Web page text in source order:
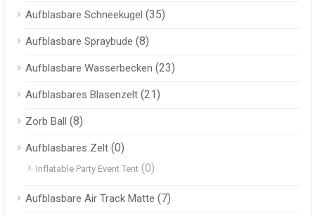
Aufblasbare Schneekugel (35)
Aufblasbare Spraybude (8)
Aufblasbare Wasserbecken (23)
Aufblasbares Blasenzelt (21)
Zorb Ball (8)
Aufblasbares Zelt (0)
Inflatable Party Event Tent (0)
Aufblasbare Air Track Matte (7)